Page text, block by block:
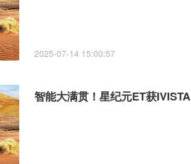
2025-07-14 15:00:57
智能大满贯！星纪元ET获IVISTA